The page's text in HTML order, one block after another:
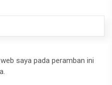
saya pada peramban ini